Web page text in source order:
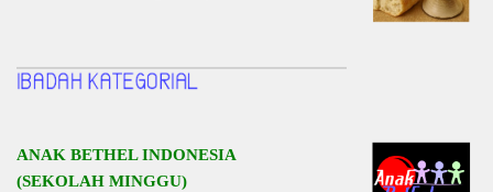
ANAK BETHEL INDONESIA
(SEKOLAH MINGGU)